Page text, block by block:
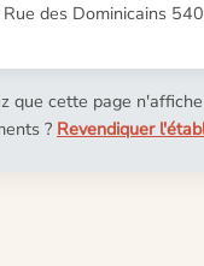
des Dominicains
que cette page
? Revendiquer